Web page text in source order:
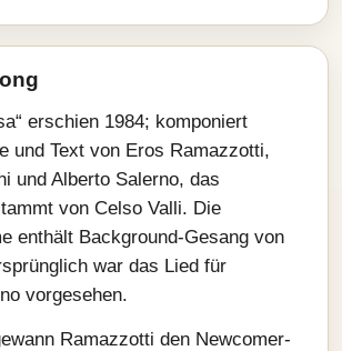
erschien 1984; komponiert
und Text von Eros Ramazzotti,
und Alberto Salerno, das
von Celso Valli. Die
enthält Background-Gesang von
war das Lied für
vorgesehen.
Ramazzotti den Newcomer-